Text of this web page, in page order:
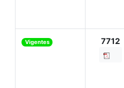
Vigentes 7712